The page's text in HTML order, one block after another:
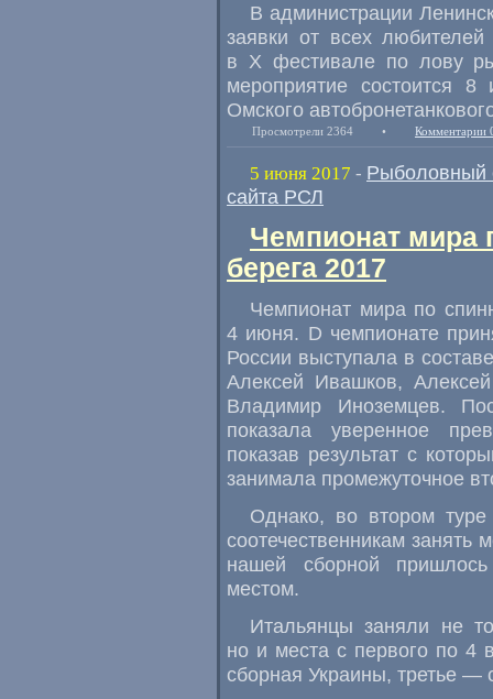
В администрации
заявки от всех
в X фестивале по лову
мероприятие состоится
Омского
Просмотрели 2364 • Комментарии
5 июня 2017 - Рыболовный
сайта РСЛ
Чемпионат мира
берега 2017
Чемпионат мира по
4 июня. D чемпионате
России выступала в
Алексей Ивашков,
Владимир Иноземцев.
показала уверенное
показав результат с
занимала промежуточное
Однако, во втором
соотечественникам занять
нашей сборной пришлось
местом.
Итальянцы заняли не
но и места с первого по 4
сборная Украины, третье —